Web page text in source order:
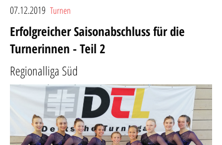
07.12.2019 Turnen
Erfolgreicher Saisonabschluss für die
Turnerinnen - Teil 2
Regionalliga Süd